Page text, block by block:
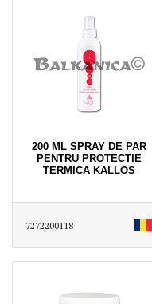
200 ML SPRAY DE PAR
PENTRU PROTECTIE
TERMICA KALLOS
7272200118